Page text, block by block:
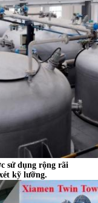
sử dụng rộng rãi
kỹ lưỡng.